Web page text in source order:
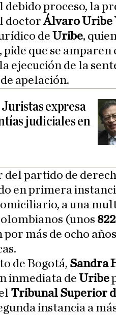
debido proceso, la
doctorÁlvaro Uribe
de Uribe,
que se amparen
ejecución de la
apelación.
expresa
judiciales en
del partido de
en primera
a una
(unos
más de ocho
de Bogotá, Sandra
inmediata de Uribe
Tribunal Superior
instancia a